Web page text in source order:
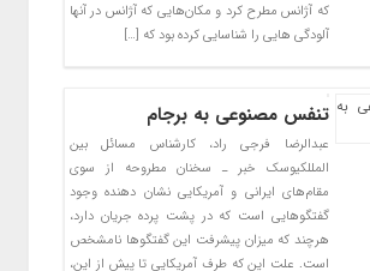
که آژانس مطرح کرد و مکان‌هایی که آژانس در آنها
آلودگی هایی را شناسایی کرده بود که […]
تنفس مصنوعی به برجام
عبدالرضا فرجی راد، کارشناس مسائل بین
المللکیوسک خبر ـ سخنان مطروحه از سوی
مقام‌های ایرانی و آمریکایی نشان دهنده وجود
گفتگو‌هایی است که در پشت پرده جریان دارد،
هرچند که میزان پیشرفت این گفتگو‌ها نامشخص
است. علت این که طرف آمریکایی تا پیش از این،